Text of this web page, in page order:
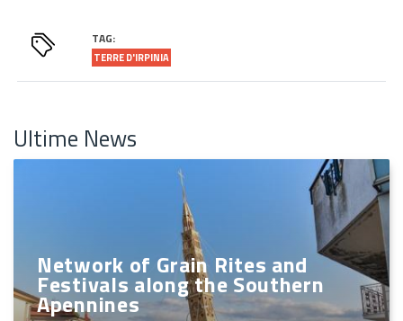
TAG:
TERRE D'IRPINIA
Ultime News
Network of Grain Rites and
Festivals along the Southern
Apennines